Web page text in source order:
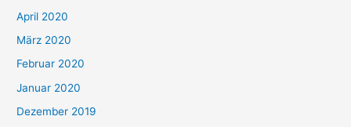
April 2020
März 2020
Februar 2020
Januar 2020
Dezember 2019